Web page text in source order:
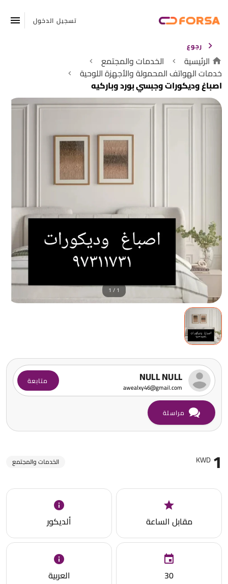
تسجيل الدخول
رجوع
الرئيسية
الخدمات والمجتمع
خدمات الهواتف المحمولة والأجهزة اللوحية
اصباغ وديكورات وجبسي بورد وباركيه
1
KWD الخدمات والمجتمع
مقابل الساعة ألديكور
30 العربية
1 / 1
NULL NULL
awealxy46@gmail.com
متابعة
مراسلة